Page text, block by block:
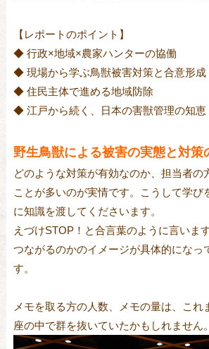
【レポートのポイント】
◆ 行政×地域×農家ハンターの協働
◆ 現場から学ぶ鳥獣被害対策と合意形成
◆ 住民主体で進める地域防除
◆ 江戸から続く、日本の害獣管理の知恵
野生鳥獣による被害の実態と対策
どのような対策が有効なのか、担当者の
ことが多いのが実情です。こうして学び
に知識を渡してくださいます。
えづけSTOP！と合言葉のように言いま
つながるのかのイメージが具体的になっ
す。
メモを取る方の人数、メモの量は、これ
座の中で群を抜いていたかもしれません。